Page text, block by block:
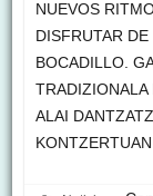
NUEVOS
DISFRUTAR
BOCADILLO.
TRADIZIONALA
ALAI